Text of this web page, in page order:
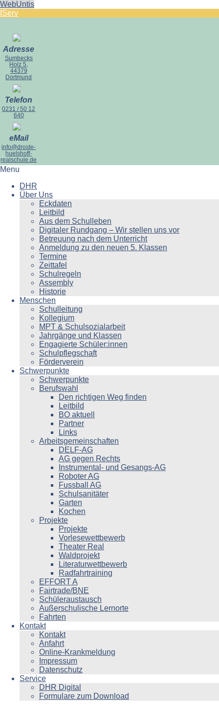
WebUntis
IServ
Adresse
Sumbecks
Holz 5,
44379
Dortmund
Telefon
0231 / 50 12
640
eMail
info@droste-
huelshoff-
realschule.de
Menu
DHR
Über Uns
Eckdaten
Leitbild
Aus dem Schulleben
Digitaler Rundgang – Wir stellen uns vor
Betreuung nach dem Unterricht
Anmeldung zu den neuen 5. Klassen
Termine
Zeittafel
Schulregeln
Assembly
Historie
Menschen
Schulleitung
Kollegium
MPT & Schulsozialarbeit
Jahrgänge und Klassen
Engagierte Schüler:innen
Schulpflegschaft
Förderverein
Schwerpunkte
Schwerpunkte
Berufswahl
Den richtigen Weg finden
Leitbild
BO aktuell
Partner
Links
Arbeitsgemeinschaften
DELF-AG
AG gegen Rechts
Instrumental- und Gesangs-AG
Roboter AG
Fussball AG
Schulsanitäter
Garten
Kochen
Projekte
Projekte
Vorlesewettbewerb
Theater Real
Waldprojekt
Literaturwettbewerb
Radfahrtraining
EFFORT A
Fairtrade/BNE
Schüleraustausch
Außerschulische Lernorte
Fahrten
Kontakt
Kontakt
Anfahrt
Online-Krankmeldung
Impressum
Datenschutz
Service
DHR Digital
Formulare zum Download